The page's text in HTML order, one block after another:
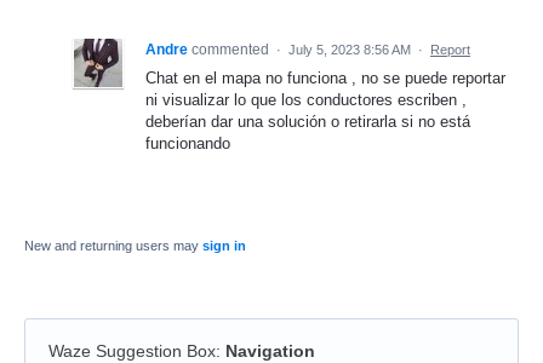
Andre commented · July 5, 2023 8:56 AM · Report
Chat en el mapa no funciona , no se puede reportar
ni visualizar lo que los conductores escriben ,
deberían dar una solución o retirarla si no está
funcionando
New and returning users may sign in
Waze Suggestion Box: Navigation